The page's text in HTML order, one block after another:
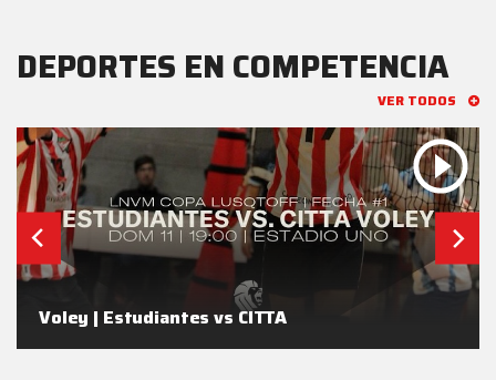
DEPORTES EN COMPETENCIA
VER TODOS
Voley | Estudiantes vs CITTA